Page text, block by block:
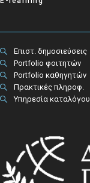
Επιστ. δημοσιεύσεις
Portfolio φοιτητών
Portfolio καθηγητών
Πρακτικές πληροφ.​
Υπηρεσία καταλόγου